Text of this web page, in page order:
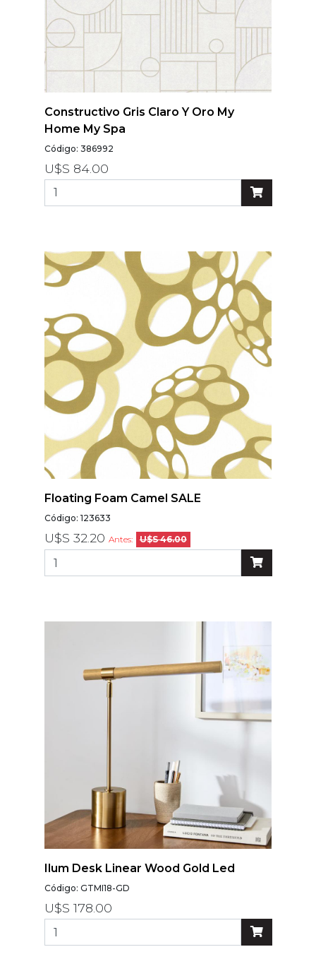
Constructivo Gris Claro Y Oro My
Home My Spa
Código: 386992
U$S 84.00
Floating Foam Camel SALE
Código: 123633
U$S 32.20 Antes: U$S 46.00
Ilum Desk Linear Wood Gold Led
Código: GTMI18-GD
U$S 178.00